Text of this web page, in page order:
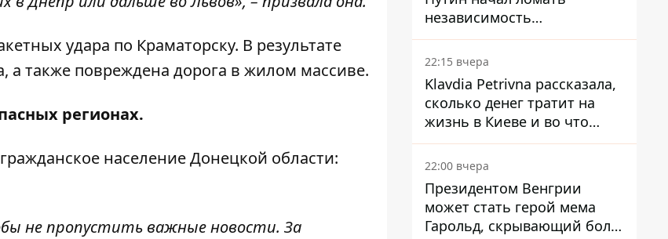
удара по Краматорску. В результате
а также повреждена дорога в жилом массиве.
регионах.
население Донецкой области:
не пропустить важные новости. За
независимость
собственного Центробанка,
заставив снизить базовую
ставку
22:15 вчера
Klavdia Petrivna рассказала,
сколько денег тратит на
жизнь в Киеве и во что
вкладывает миллионы
22:00 вчера
Президентом Венгрии
может стать герой мема
Гарольд, скрывающий боль